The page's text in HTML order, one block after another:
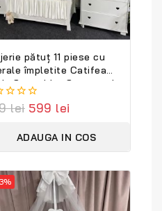
pătuț 11 piese cu
împletite Catifea
Smarald – Set complet
PeppiBambini
lei 599 lei
ADAUGA IN COS